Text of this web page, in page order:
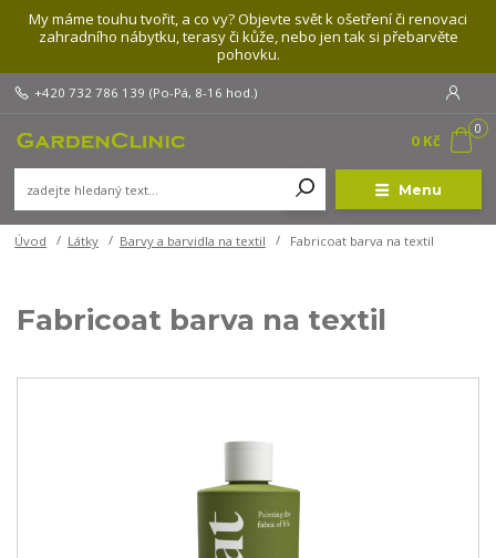
My máme touhu tvořit, a co vy? Objevte svět k ošetření či renovaci
zahradního nábytku, terasy či kůže, nebo jen tak si přebarvěte
pohovku.
Menu
+420 732 786 139 (Po-Pá, 8-16 hod.)
0
0 Kč
Úvod Látky Barvy a barvidla na textil Fabricoat barva na textil
Fabricoat barva na textil